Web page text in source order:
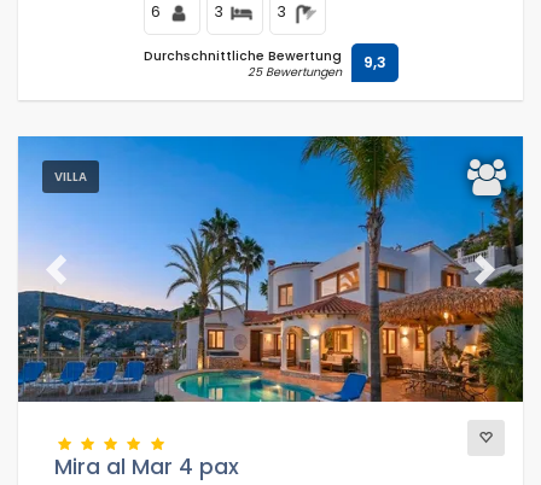
6 3 3
Durchschnittliche Bewertung
25 Bewertungen 9,3
VILLA
Previous Next
Mira al Mar 4 pax